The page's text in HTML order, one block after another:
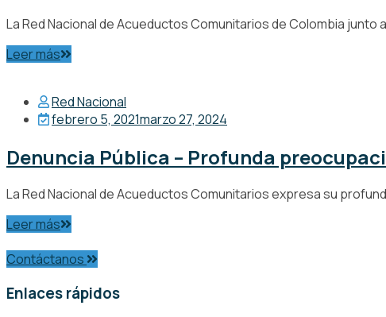
La Red Nacional de Acueductos Comunitarios de Colombia
Leer más
Red Nacional
febrero 5, 2021marzo 27, 2024
Denuncia Pública – Profunda
La Red Nacional de Acueductos Comunitarios expresa su
Leer más
Contáctanos
Enlaces rápidos